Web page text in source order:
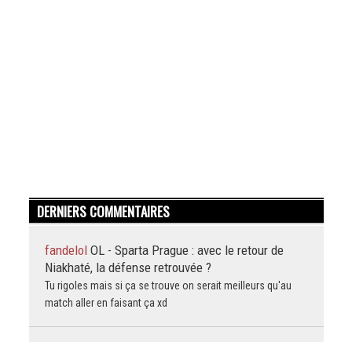
DERNIERS COMMENTAIRES
fandelol OL - Sparta Prague : avec le retour de
Niakhaté, la défense retrouvée ?
Tu rigoles mais si ça se trouve on serait meilleurs qu'au
match aller en faisant ça xd